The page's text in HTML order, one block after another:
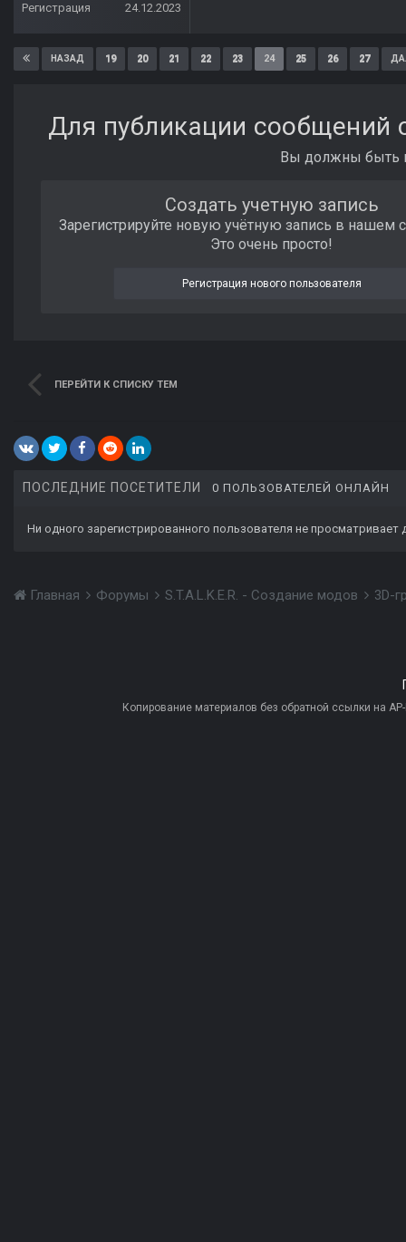
Регистрация
24.12.2023
НАЗАД 19 20 21 22 23 24 25 26 27
Для публикации сообщений
Вы должны быть
Создать учетную запись
Зарегистрируйте новую учётную запись в нашем
Это очень просто!
Регистрация нового пользователя
ПЕРЕЙТИ К СПИСКУ ТЕМ
ПОСЛЕДНИЕ ПОСЕТИТЕЛИ 0 ПОЛЬЗОВАТЕЛЕЙ ОНЛАЙН
Ни одного зарегистрированного пользователя не просматривает
Главная Форумы S.T.A.L.K.E.R. - Создание модов 3D-
Копирование материалов без обратной ссылки на